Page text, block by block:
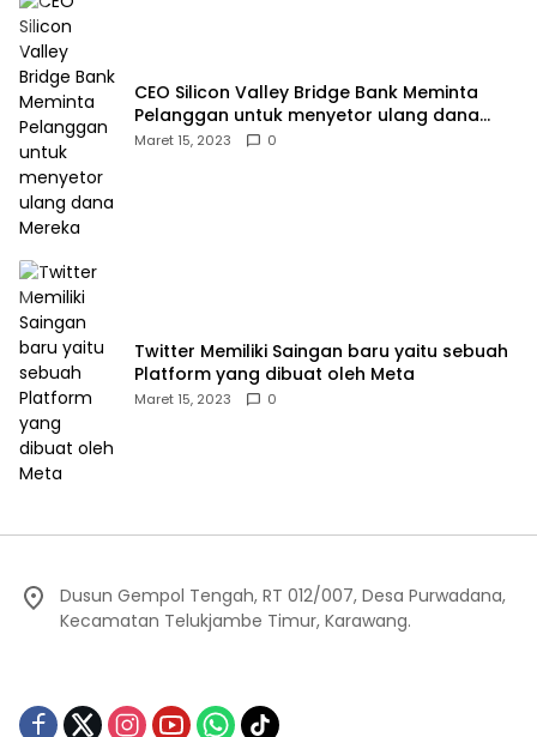
CEO Silicon Valley Bridge Bank Meminta
Pelanggan untuk menyetor ulang dana
Mereka
Maret 15, 2023 0
Twitter Memiliki Saingan baru yaitu sebuah
Platform yang dibuat oleh Meta
Maret 15, 2023 0
Dusun Gempol Tengah, RT 012/007, Desa Purwadana,
Kecamatan Telukjambe Timur, Karawang.